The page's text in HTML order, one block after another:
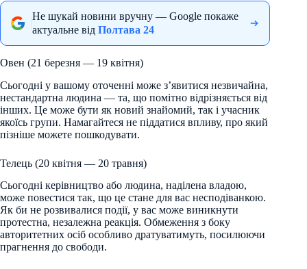
Не шукай новини вручну — Google покаже
актуальне від Полтава 24
Овен (21 березня — 19 квітня)
Сьогодні у вашому оточенні може з’явитися незвичайна,
нестандартна людина — та, що помітно відрізняється від
інших. Це може бути як новий знайомий, так і учасник
якоїсь групи. Намагайтеся не піддатися впливу, про який
пізніше можете пошкодувати.
Телець (20 квітня — 20 травня)
Сьогодні керівництво або людина, наділена владою,
може повестися так, що це стане для вас несподіванкою.
Як би не розвивалися події, у вас може виникнути
протестна, незалежна реакція. Обмеження з боку
авторитетних осіб особливо дратуватимуть, посилюючи
прагнення до свободи.